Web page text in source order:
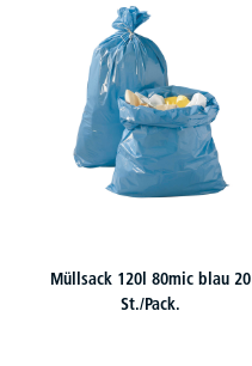
Müllsack 120l 80mic blau 20
St./Pack.